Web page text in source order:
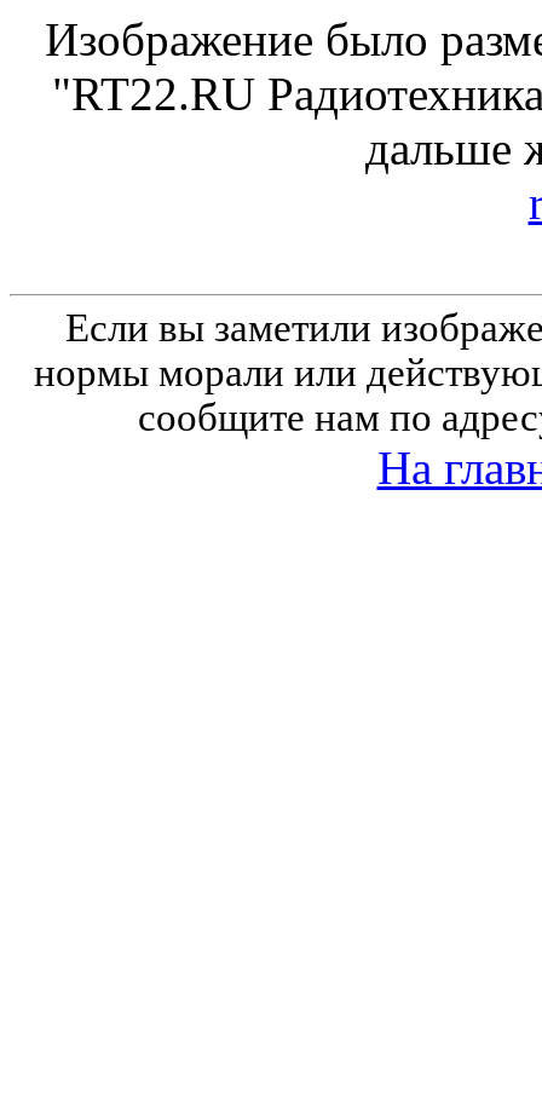
Изображение было
"RT22.RU
дальше
Если вы заметили
нормы морали или
сообщите нам по
На